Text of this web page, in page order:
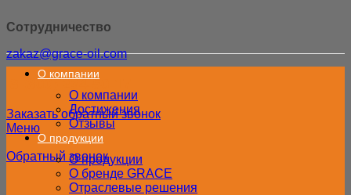
Сотрудничество
zakaz@grace-oil.com
8 (800) 234-50-17
Заказать обратный звонок
Меню
Обратный звонок
О компании
О компании
Достижения
Отзывы
О продукции
О продукции
О бренде GRACE
Отраслевые решения